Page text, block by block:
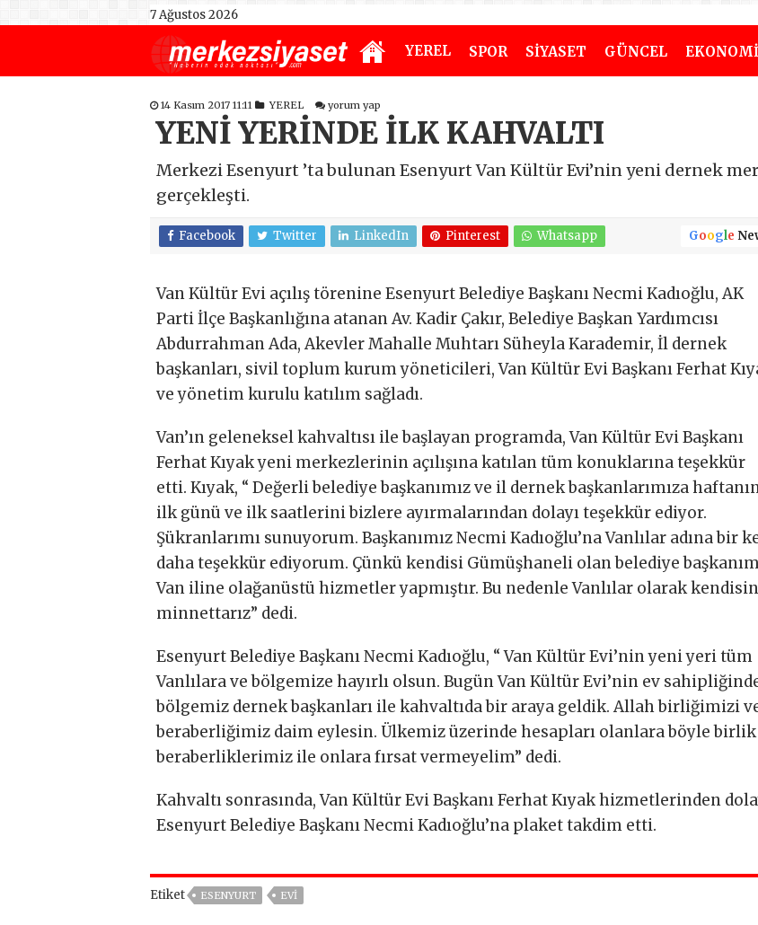
7 Ağustos 2026
YEREL SPOR SİYASET GÜNCEL EKONOMİ
14 Kasım 2017 11:11 YEREL yorum yap
YENİ YERİNDE İLK KAHVALTI
Merkezi Esenyurt ’ta bulunan Esenyurt Van Kültür Evi’nin yeni dernek
gerçekleşti.
Facebook Twitter LinkedIn Pinterest Whatsapp Google
Van Kültür Evi açılış törenine Esenyurt Belediye Başkanı Necmi Kadıoğlu, AK
Parti İlçe Başkanlığına atanan Av. Kadir Çakır, Belediye Başkan Yardımcısı
Abdurrahman Ada, Akevler Mahalle Muhtarı Süheyla Karademir, İl dernek
başkanları, sivil toplum kurum yöneticileri, Van Kültür Evi Başkanı Ferhat
ve yönetim kurulu katılım sağladı.
Van’ın geleneksel kahvaltısı ile başlayan programda, Van Kültür Evi Başkanı
Ferhat Kıyak yeni merkezlerinin açılışına katılan tüm konuklarına teşekkür
etti. Kıyak, “ Değerli belediye başkanımız ve il dernek başkanlarımıza
ilk günü ve ilk saatlerini bizlere ayırmalarından dolayı teşekkür ediyor.
Şükranlarımı sunuyorum. Başkanımız Necmi Kadıoğlu’na Vanlılar adına bir
daha teşekkür ediyorum. Çünkü kendisi Gümüşhaneli olan belediye
Van iline olağanüstü hizmetler yapmıştır. Bu nedenle Vanlılar olarak
minnettarız” dedi.
Esenyurt Belediye Başkanı Necmi Kadıoğlu, “ Van Kültür Evi’nin yeni yeri tüm
Vanlılara ve bölgemize hayırlı olsun. Bugün Van Kültür Evi’nin ev
bölgemiz dernek başkanları ile kahvaltıda bir araya geldik. Allah birliğimizi
beraberliğimiz daim eylesin. Ülkemiz üzerinde hesapları olanlara böyle birlik
beraberliklerimiz ile onlara fırsat vermeyelim” dedi.
Kahvaltı sonrasında, Van Kültür Evi Başkanı Ferhat Kıyak hizmetlerinden
Esenyurt Belediye Başkanı Necmi Kadıoğlu’na plaket takdim etti.
Etiket ESENYURT EVI